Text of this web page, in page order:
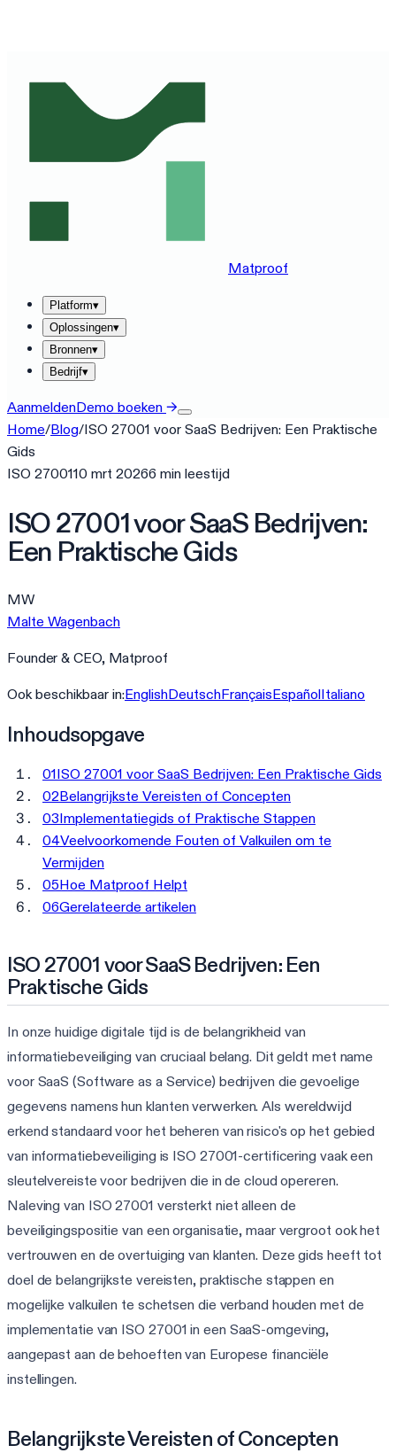
Matproof
Platform▾
Oplossingen▾
Bronnen▾
Bedrijf▾
AanmeldenDemo boeken →
Home/Blog/ISO 27001 voor SaaS Bedrijven: Een Praktische
Gids
ISO 2700110 mrt 20266 min leestijd
ISO 27001 voor SaaS Bedrijven:
Een Praktische Gids
MW
Malte Wagenbach
Founder & CEO, Matproof
Ook beschikbaar in:EnglishDeutschFrançaisEspañolItaliano
Inhoudsopgave
01ISO 27001 voor SaaS Bedrijven: Een Praktische Gids
02Belangrijkste Vereisten of Concepten
03Implementatiegids of Praktische Stappen
04Veelvoorkomende Fouten of Valkuilen om te
Vermijden
05Hoe Matproof Helpt
06Gerelateerde artikelen
ISO 27001 voor SaaS Bedrijven: Een
Praktische Gids
In onze huidige digitale tijd is de belangrikheid van
informatiebeveiliging van cruciaal belang. Dit geldt met name
voor SaaS (Software as a Service) bedrijven die gevoelige
gegevens namens hun klanten verwerken. Als wereldwijd
erkend standaard voor het beheren van risico's op het gebied
van informatiebeveiliging is ISO 27001-certificering vaak een
sleutelvereiste voor bedrijven die in de cloud opereren.
Naleving van ISO 27001 versterkt niet alleen de
beveiligingspositie van een organisatie, maar vergroot ook het
vertrouwen en de overtuiging van klanten. Deze gids heeft tot
doel de belangrijkste vereisten, praktische stappen en
mogelijke valkuilen te schetsen die verband houden met de
implementatie van ISO 27001 in een SaaS-omgeving,
aangepast aan de behoeften van Europese financiële
instellingen.
Belangrijkste Vereisten of Concepten